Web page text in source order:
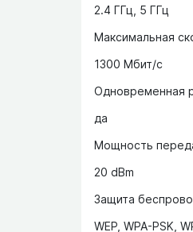
2.4 ГГц, 5 ГГц
Максимальная
1300 Мбит/с
Одновременная
да
Мощность
20 dBm
Защита
WEP, WPA-PSK,